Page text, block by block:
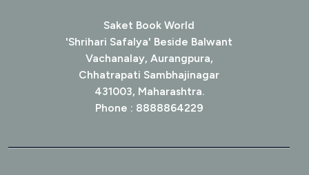
Saket Book World
'Shrihari Safalya' Beside Balwant
Vachanalay, Aurangpura,
Chhatrapati Sambhajinagar
431003, Maharashtra.
Phone : 8888864229